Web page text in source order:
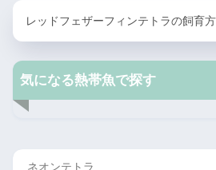
レッドフェザーフィンテトラの飼育
気になる熱帯魚で探す